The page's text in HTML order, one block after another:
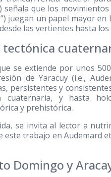
señala que los
juegan un papel mayor
las vertientes hasta
tectónica
se extiende por unos
de Yaracuy (i.e.,
persistentes y
cuaternaria, y hasta
y prehistórica.
se invita al lector a
este trabajo en Audemard
Domingo y